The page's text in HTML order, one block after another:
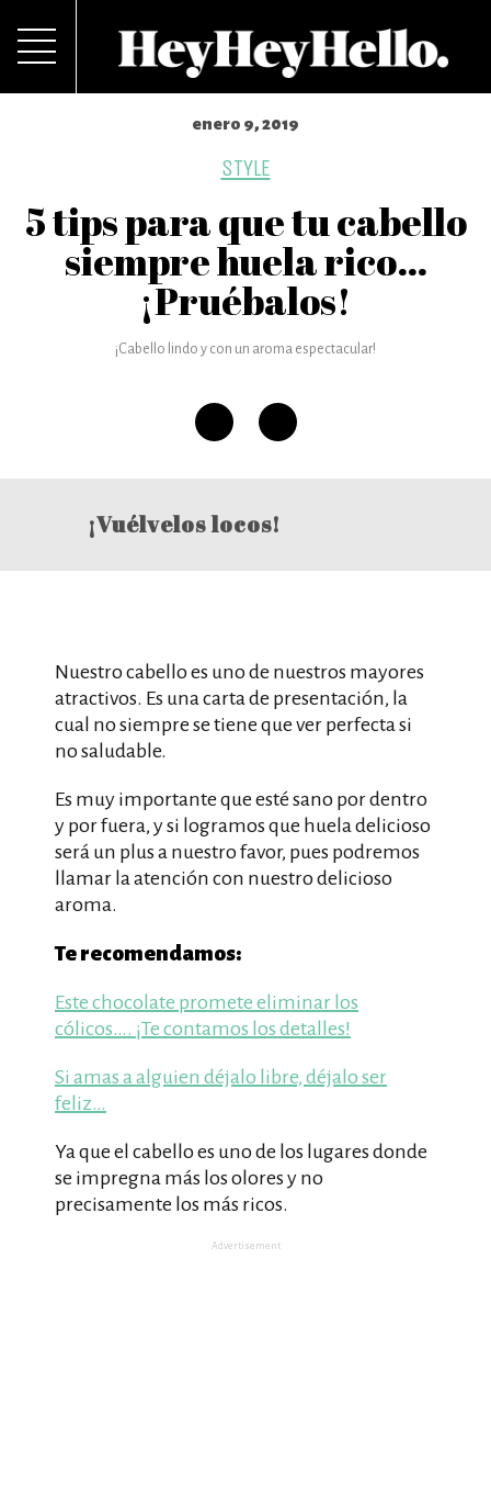
enero 9, 2019
STYLE
5 tips para que tu cabello
siempre huela rico…
¡Pruébalos!
¡Cabello lindo y con un aroma espectacular!
¡Vuélvelos locos!
Nuestro cabello es uno de nuestros mayores
atractivos. Es una carta de presentación, la
cual no siempre se tiene que ver perfecta si
no saludable.
Es muy importante que esté sano por dentro
y por fuera, y si logramos que huela delicioso
será un plus a nuestro favor, pues podremos
llamar la atención con nuestro delicioso
aroma.
Te recomendamos:
Este chocolate promete eliminar los
cólicos…. ¡Te contamos los detalles!
Si amas a alguien déjalo libre, déjalo ser
feliz…
Ya que el cabello es uno de los lugares donde
se impregna más los olores y no
precisamente los más ricos.
Advertisement